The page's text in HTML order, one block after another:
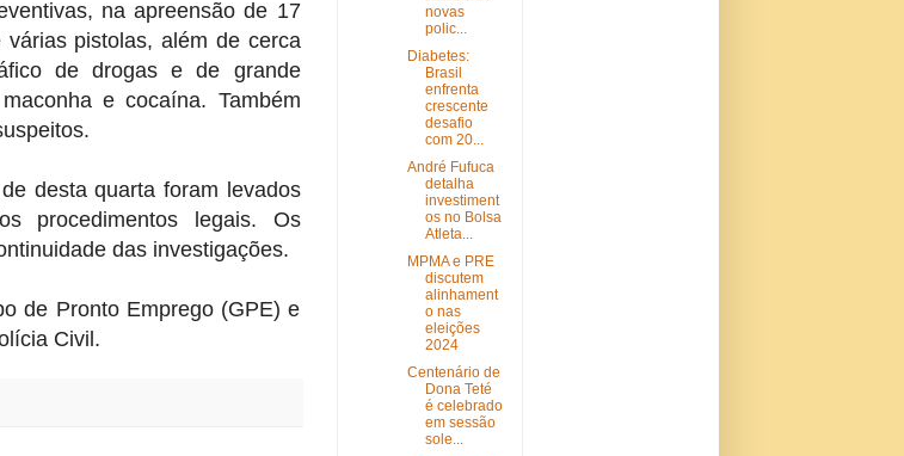
na apreensão de 17
pistolas, além de cerca
de drogas e de grande
e cocaína. Também
desta quarta foram levados
procedimentos legais. Os
das investigações.
de Pronto Emprego (GPE) e
Civil.
novas
polic...
Diabetes:
Brasil
enfrenta
crescente
desafio
com 20...
André Fufuca
detalha
investiment
os no Bolsa
Atleta...
MPMA e PRE
discutem
alinhament
o nas
eleições
2024
Centenário de
Dona Teté
é celebrado
em sessão
sole...